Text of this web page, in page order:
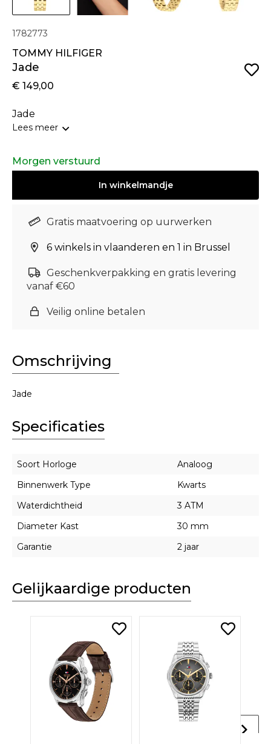
1782773
TOMMY HILFIGER
Jade
€ 149,00
Jade
Lees meer
Morgen verstuurd
In winkelmandje
Gratis maatvoering op uurwerken
6 winkels in vlaanderen en 1 in Brussel
Geschenkverpakking en gratis levering
vanaf €60
Veilig online betalen
Omschrijving
Jade
Specificaties
Soort Horloge
Analoog
Binnenwerk Type
Kwarts
Waterdichtheid
3 ATM
Diameter Kast
30 mm
Garantie
2 jaar
Gelijkaardige producten